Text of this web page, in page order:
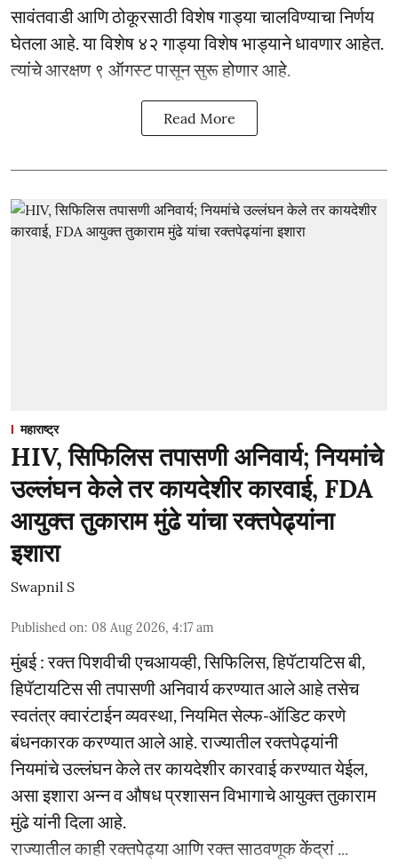
सावंतवाडी आणि ठोकूरसाठी विशेष गाड्या चालविण्याचा निर्णय
घेतला आहे. या विशेष ४२ गाड्या विशेष भाड्याने धावणार आहेत.
त्यांचे आरक्षण ९ ऑगस्ट पासून सुरू होणार आहे.
Read More
महाराष्ट्र
HIV, सिफिलिस तपासणी अनिवार्य; नियमांचे
उल्लंघन केले तर कायदेशीर कारवाई, FDA
आयुक्त तुकाराम मुंढे यांचा रक्तपेढ्यांना
इशारा
Swapnil S
Published on: 08 Aug 2026, 4:17 am
मुंबई : रक्त पिशवीची एचआयव्ही, सिफिलिस, हिपॅटायटिस बी,
हिपॅटायटिस सी तपासणी अनिवार्य करण्यात आले आहे तसेच
स्वतंत्र क्वारंटाईन व्यवस्था, नियमित सेल्फ-ऑडिट करणे
बंधनकारक करण्यात आले आहे. राज्यातील रक्तपेढ्यांनी
नियमांचे उल्लंघन केले तर कायदेशीर कारवाई करण्यात येईल,
असा इशारा अन्न व औषध प्रशासन विभागाचे आयुक्त तुकाराम
मुंढे यांनी दिला आहे.
राज्यातील काही रक्तपेढ्या आणि रक्त साठवणूक केंद्रां ...